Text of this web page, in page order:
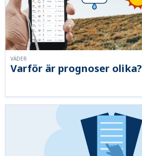
Varför är prognoser olika?
VÄDER